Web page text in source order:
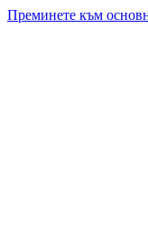
Преминете към